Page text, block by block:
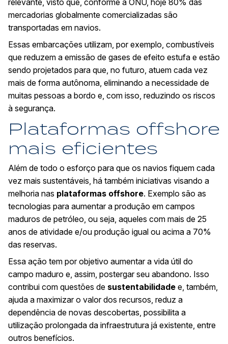
relevante, visto que, conforme a ONU, hoje 80% das
mercadorias globalmente comercializadas são
transportadas em navios.
Essas embarcações utilizam, por exemplo, combustíveis
que reduzem a emissão de gases de efeito estufa e estão
sendo projetados para que, no futuro, atuem cada vez
mais de forma autônoma, eliminando a necessidade de
muitas pessoas a bordo e, com isso, reduzindo os riscos
à segurança.
Plataformas offshore
mais eficientes
Além de todo o esforço para que os navios fiquem cada
vez mais sustentáveis, há também iniciativas visando a
melhoria nas plataformas offshore. Exemplo são as
tecnologias para aumentar a produção em campos
maduros de petróleo, ou seja, aqueles com mais de 25
anos de atividade e/ou produção igual ou acima a 70%
das reservas.
Essa ação tem por objetivo aumentar a vida útil do
campo maduro e, assim, postergar seu abandono. Isso
contribui com questões de sustentabilidade e, também,
ajuda a maximizar o valor dos recursos, reduz a
dependência de novas descobertas, possibilita a
utilização prolongada da infraestrutura já existente, entre
outros benefícios.